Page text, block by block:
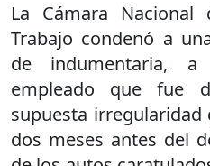
La Cámara Nacional
Trabajo condenó a
de indumentaria,
empleado que fue
supuesta
dos meses antes del